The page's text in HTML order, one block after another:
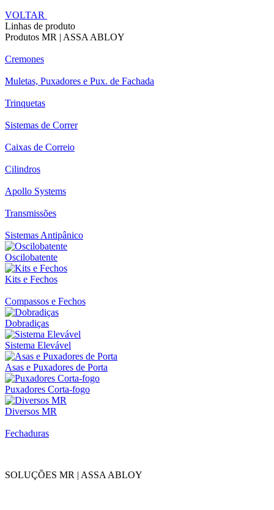
VOLTAR
Linhas de produto
Produtos MR | ASSA ABLOY
Cremones
Muletas, Puxadores e Pux. de Fachada
Trinquetas
Sistemas de Correr
Caixas de Correio
Cilindros
Apollo Systems
Transmissões
Sistemas Antipânico
Oscilobatente
Kits e Fechos
Compassos e Fechos
Dobradiças
Sistema Elevável
Asas e Puxadores de Porta
Puxadores Corta-fogo
Diversos MR
Fechaduras
SOLUÇÕES MR | ASSA ABLOY